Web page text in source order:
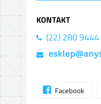
KONTAKT
(22) 280 9444
Facebook